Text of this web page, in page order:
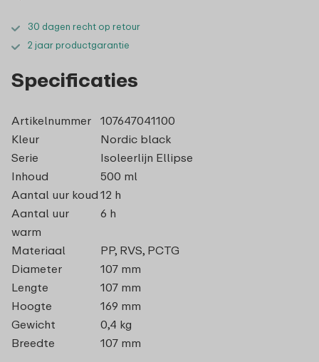
30 dagen recht op retour
2 jaar productgarantie
Specificaties
Artikelnummer
107647041100
Kleur
Nordic black
Serie
Isoleerlijn Ellipse
Inhoud
500 ml
Aantal uur koud 12 h
Aantal uur
warm
6 h
Materiaal
PP, RVS, PCTG
Diameter
107 mm
Lengte
107 mm
Hoogte
169 mm
Gewicht
0,4 kg
Breedte
107 mm